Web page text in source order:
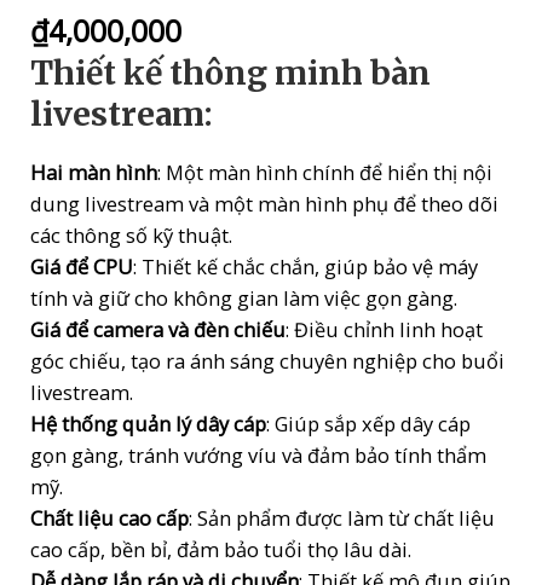
₫4,000,000
Thiết kế thông minh bàn
livestream:
Hai màn hình: Một màn hình chính để hiển thị nội
dung livestream và một màn hình phụ để theo dõi
các thông số kỹ thuật.
Giá để CPU: Thiết kế chắc chắn, giúp bảo vệ máy
tính và giữ cho không gian làm việc gọn gàng.
Giá để camera và đèn chiếu: Điều chỉnh linh hoạt
góc chiếu, tạo ra ánh sáng chuyên nghiệp cho buổi
livestream.
Hệ thống quản lý dây cáp: Giúp sắp xếp dây cáp
gọn gàng, tránh vướng víu và đảm bảo tính thẩm
mỹ.
Chất liệu cao cấp: Sản phẩm được làm từ chất liệu
cao cấp, bền bỉ, đảm bảo tuổi thọ lâu dài.